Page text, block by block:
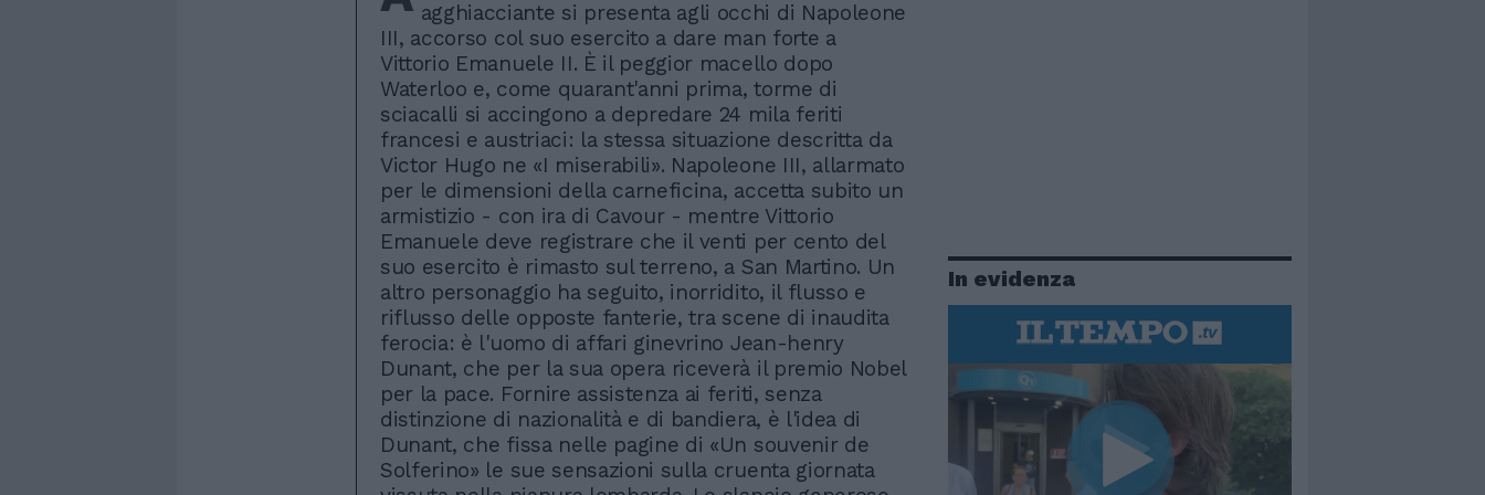
agghiacciante si presenta agli occhi di Napoleone
III, accorso col suo esercito a dare man forte a
Vittorio Emanuele II. È il peggior macello dopo
Waterloo e, come quarant'anni prima, torme di
sciacalli si accingono a depredare 24 mila feriti
francesi e austriaci: la stessa situazione descritta da
Victor Hugo ne «I miserabili». Napoleone III, allarmato
per le dimensioni della carneficina, accetta subito un
armistizio - con ira di Cavour - mentre Vittorio
Emanuele deve registrare che il venti per cento del
suo esercito è rimasto sul terreno, a San Martino. Un
altro personaggio ha seguito, inorridito, il flusso e
riflusso delle opposte fanterie, tra scene di inaudita
ferocia: è l'uomo di affari ginevrino Jean-henry
Dunant, che per la sua opera riceverà il premio Nobel
per la pace. Fornire assistenza ai feriti, senza
distinzione di nazionalità e di bandiera, è l'idea di
Dunant, che fissa nelle pagine di «Un souvenir de
Solferino» le sue sensazioni sulla cruenta giornata
In evidenza